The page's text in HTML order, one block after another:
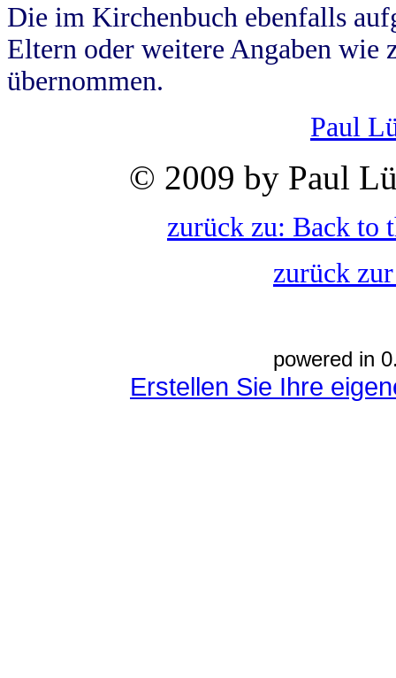
Die im Kirchenbuch ebenfalls
Eltern oder weitere Angaben wie
übernommen.
Paul
© 2009 by Paul
zurück zu: Back to
zurück
powered in
Erstellen Sie Ihre